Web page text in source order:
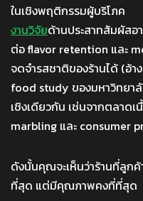
ในเชิงพฤติกรรมผู้บริโภค
งานวิจัยด้านประสาทสัมผัสอ
ต่อ flavor retention และ
จดจำรสชาติของร้านได้ (อ้า
food study ของมหาวิทยา
เชิงเดียวกัน เช่นจากตลาดเ
marbling และ consumer
ดังนั้นคุณจะเห็นว่าร้านที่ลูก
ที่สุด แต่มีคุณภาพคงที่ที่สุด